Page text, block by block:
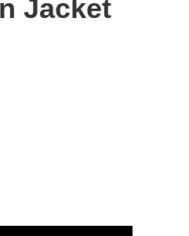
Jacket